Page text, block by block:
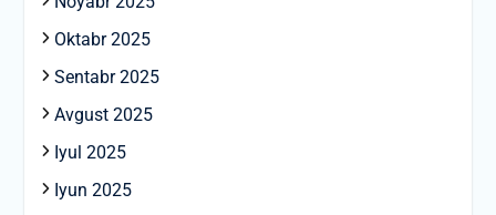
Oktabr 2025
Sentabr 2025
Avgust 2025
Iyul 2025
Iyun 2025